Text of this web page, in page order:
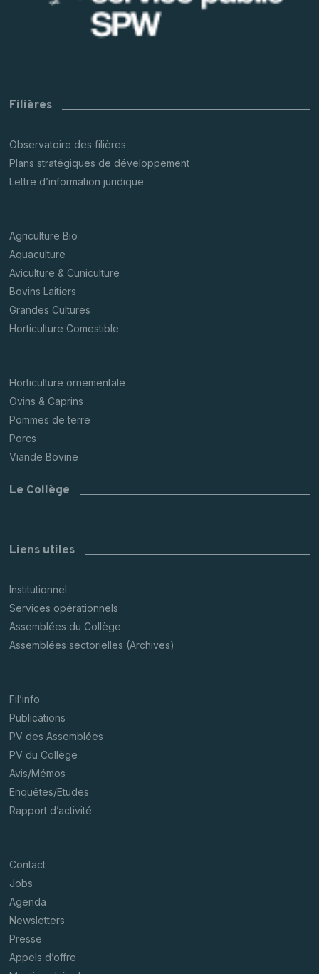
Filières
Observatoire des filières
Plans stratégiques de développement
Lettre d’information juridique
Agriculture Bio
Aquaculture
Aviculture & Cuniculture
Bovins Laitiers
Grandes Cultures
Horticulture Comestible
Horticulture ornementale
Ovins & Caprins
Pommes de terre
Porcs
Viande Bovine
Le Collège
Liens utiles
Institutionnel
Services opérationnels
Assemblées du Collège
Assemblées sectorielles (Archives)
Fil’info
Publications
PV des Assemblées
PV du Collège
Avis/Mémos
Enquêtes/Etudes
Rapport d’activité
Contact
Jobs
Agenda
Newsletters
Presse
Appels d’offre